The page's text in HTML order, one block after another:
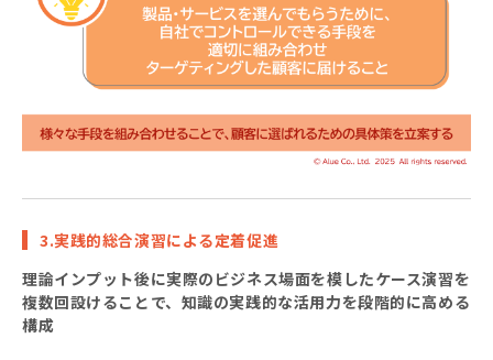
3.実践的総合演習による定着促進
理論インプット後に実際のビジネス場面を模したケース演習を
複数回設けることで、知識の実践的な活用力を段階的に高める
構成